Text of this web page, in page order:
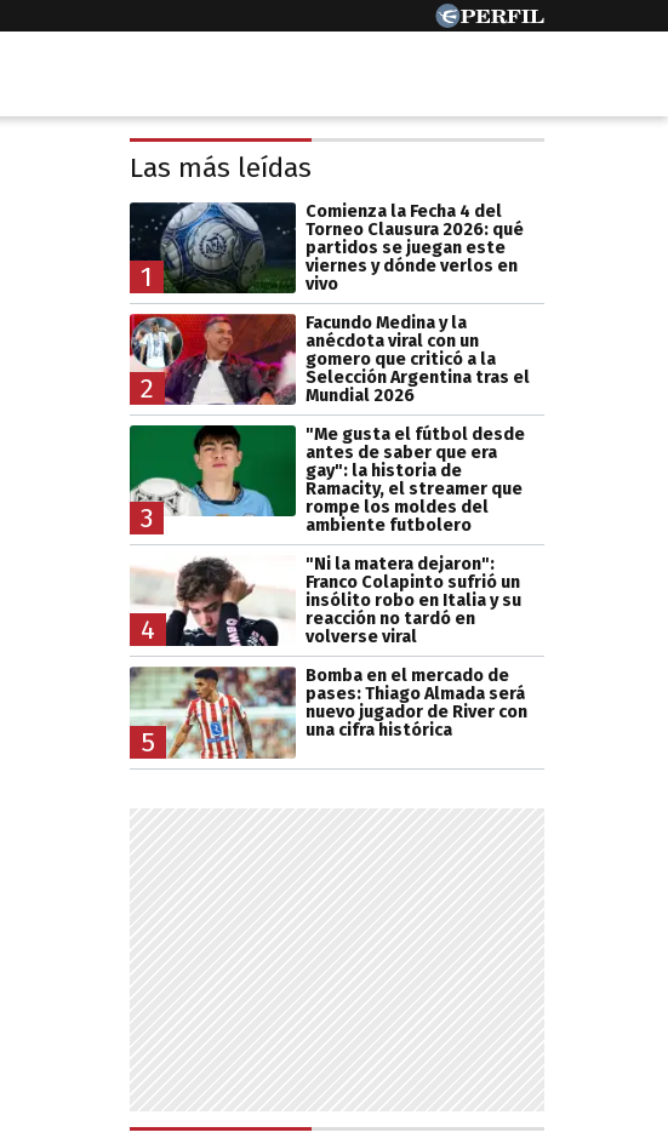
Las más leídas
1
Comienza la Fecha 4 del
Torneo Clausura 2026: qué
partidos se juegan este
viernes y dónde verlos en
vivo
2
Facundo Medina y la
anécdota viral con un
gomero que criticó a la
Selección Argentina tras el
Mundial 2026
3
"Me gusta el fútbol desde
antes de saber que era
gay": la historia de
Ramacity, el streamer que
rompe los moldes del
ambiente futbolero
4
"Ni la matera dejaron":
Franco Colapinto sufrió un
insólito robo en Italia y su
reacción no tardó en
volverse viral
5
Bomba en el mercado de
pases: Thiago Almada será
nuevo jugador de River con
una cifra histórica